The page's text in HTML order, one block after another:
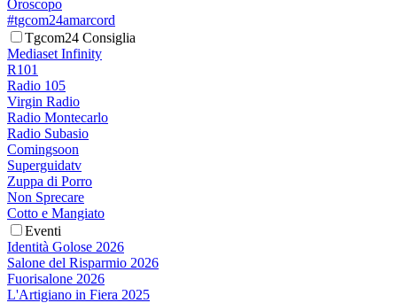
Oroscopo
#tgcom24amarcord
Tgcom24 Consiglia
Mediaset Infinity
R101
Radio 105
Virgin Radio
Radio Montecarlo
Radio Subasio
Comingsoon
Superguidatv
Zuppa di Porro
Non Sprecare
Cotto e Mangiato
Eventi
Identità Golose 2026
Salone del Risparmio 2026
Fuorisalone 2026
L'Artigiano in Fiera 2025